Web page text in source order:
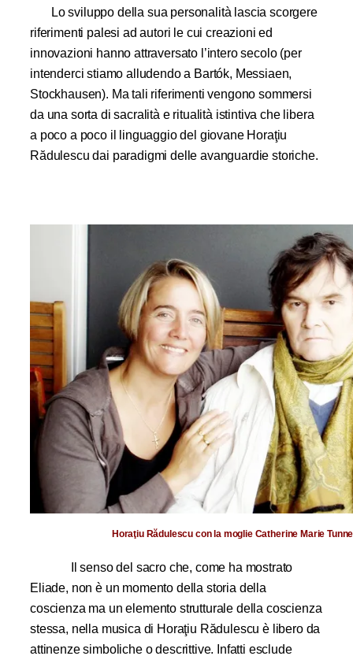
Lo sviluppo della sua personalità lascia scorgere
riferimenti palesi ad autori le cui creazioni ed
innovazioni hanno attraversato l’intero secolo (per
intenderci stiamo alludendo a Bartók, Messiaen,
Stockhausen). Ma tali riferimenti vengono sommersi
da una sorta di sacralità e ritualità istintiva che libera
a poco a poco il linguaggio del giovane Horaţiu
Rădulescu dai paradigmi delle avanguardie storiche.
Horaţiu Rădulescu con la moglie Catherine Marie
Il senso del sacro che, come ha mostrato
Eliade, non è un momento della storia della
coscienza ma un elemento strutturale della coscienza
stessa, nella musica di Horaţiu Rădulescu è libero da
attinenze simboliche o descrittive. Infatti esclude